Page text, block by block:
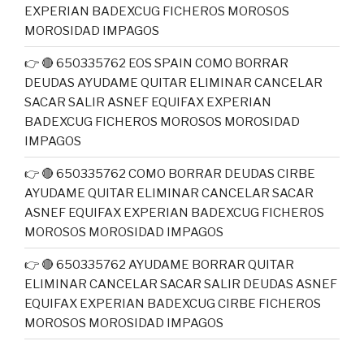
EXPERIAN BADEXCUG FICHEROS MOROSOS
MOROSIDAD IMPAGOS
👉 🔴 650335762 EOS SPAIN COMO BORRAR
DEUDAS AYUDAME QUITAR ELIMINAR CANCELAR
SACAR SALIR ASNEF EQUIFAX EXPERIAN
BADEXCUG FICHEROS MOROSOS MOROSIDAD
IMPAGOS
👉 🔴 650335762 COMO BORRAR DEUDAS CIRBE
AYUDAME QUITAR ELIMINAR CANCELAR SACAR
ASNEF EQUIFAX EXPERIAN BADEXCUG FICHEROS
MOROSOS MOROSIDAD IMPAGOS
👉 🔴 650335762 AYUDAME BORRAR QUITAR
ELIMINAR CANCELAR SACAR SALIR DEUDAS ASNEF
EQUIFAX EXPERIAN BADEXCUG CIRBE FICHEROS
MOROSOS MOROSIDAD IMPAGOS